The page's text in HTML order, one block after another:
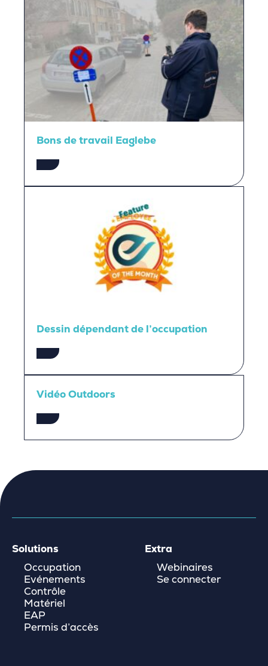
Bons de travail Eaglebe
Dessin dépendant de l’occupation
Vidéo Outdoors
Solutions
Occupation
Evénements
Contrôle
Matériel
EAP
Permis d’accès
Extra
Webinaires
Se connecter